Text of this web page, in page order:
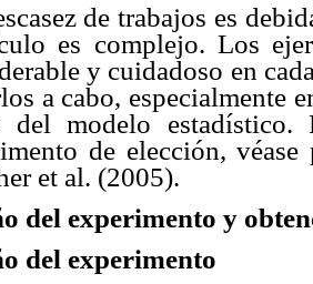
de trabajos es
es complejo. Los
y cuidadoso en
a cabo, especialmente
del modelo
de elección,
et al. (2005).
del experimento y
del experimento